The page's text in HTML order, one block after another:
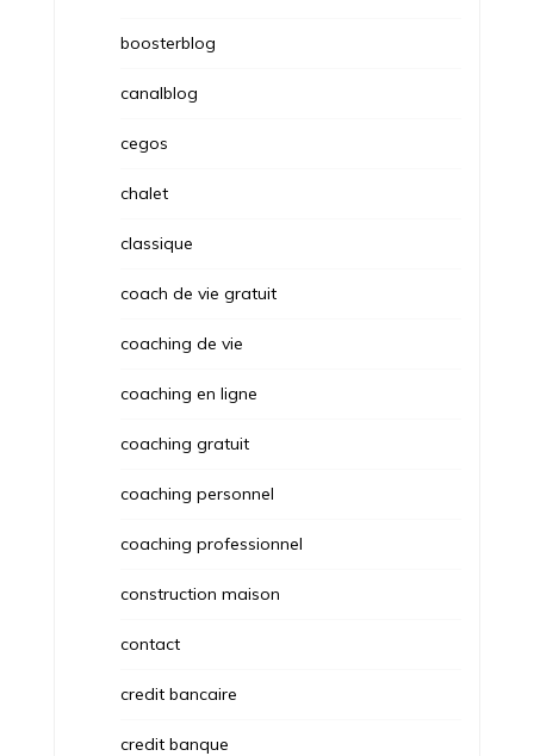
boosterblog
canalblog
cegos
chalet
classique
coach de vie gratuit
coaching de vie
coaching en ligne
coaching gratuit
coaching personnel
coaching professionnel
construction maison
contact
credit bancaire
credit banque